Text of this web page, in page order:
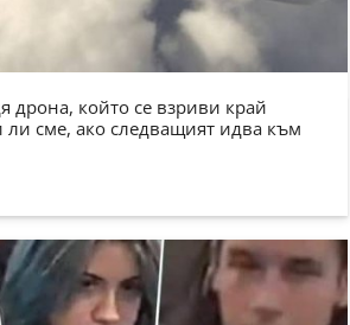
дрона, който се взриви край
ли сме, ако следващият идва към